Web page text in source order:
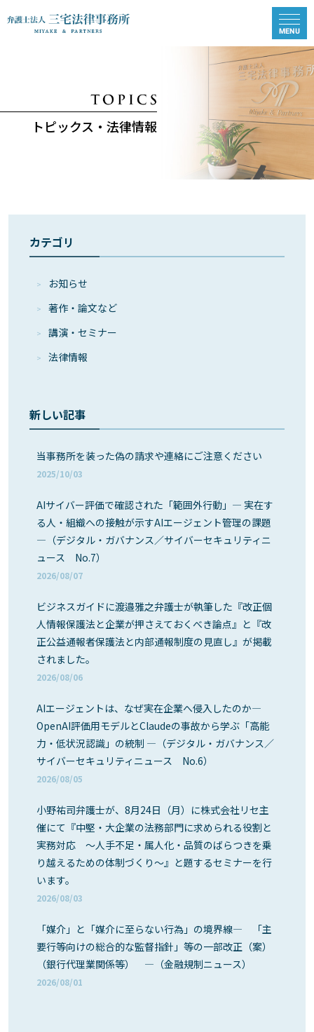
トピックス・法律情報
カテゴリ
お知らせ
著作・論⽂など
講演・セミナー
法律情報
新しい記事
当事務所を装った偽の請求や連絡にご注意ください
2025/10/03
AIサイバー評価で確認された「範囲外行動」― 実在す
る人・組織への接触が示すAIエージェント管理の課題
―（デジタル・ガバナンス／サイバーセキュリティニ
ュース No.7）
2026/08/07
ビジネスガイドに渡邉雅之弁護士が執筆した『改正個
人情報保護法と企業が押さえておくべき論点』と『改
正公益通報者保護法と内部通報制度の見直し』が掲載
されました。
2026/08/06
AIエージェントは、なぜ実在企業へ侵入したのか―
OpenAI評価用モデルとClaudeの事故から学ぶ「高能
力・低状況認識」の統制 ―（デジタル・ガバナンス／
サイバーセキュリティニュース No.6）
2026/08/05
小野祐司弁護士が、8月24日（月）に株式会社リセ主
催にて『中堅・大企業の法務部門に求められる役割と
実務対応 ～人手不足・属人化・品質のばらつきを乗
り越えるための体制づくり～』と題するセミナーを行
います。
2026/08/03
「媒介」と「媒介に至らない行為」の境界線― 「主
要行等向けの総合的な監督指針」等の一部改正（案）
（銀行代理業関係等） ―（金融規制ニュース）
2026/08/01